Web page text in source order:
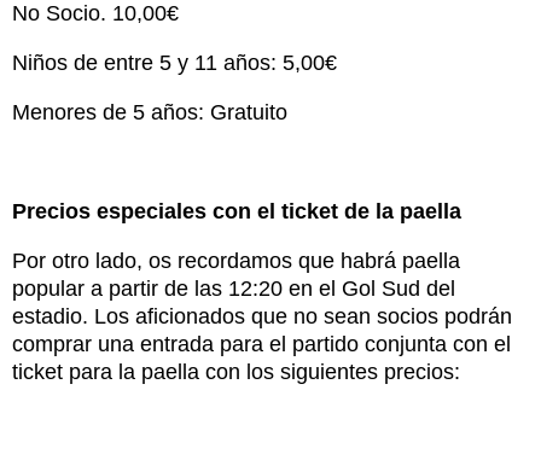
No Socio. 10,00€
Niños de entre 5 y 11 años: 5,00€
Menores de 5 años: Gratuito
Precios especiales con el ticket de la paella
Por otro lado, os recordamos que habrá paella
popular a partir de las 12:20 en el Gol Sud del
estadio. Los aficionados que no sean socios podrán
comprar una entrada para el partido conjunta con el
ticket para la paella con los siguientes precios: